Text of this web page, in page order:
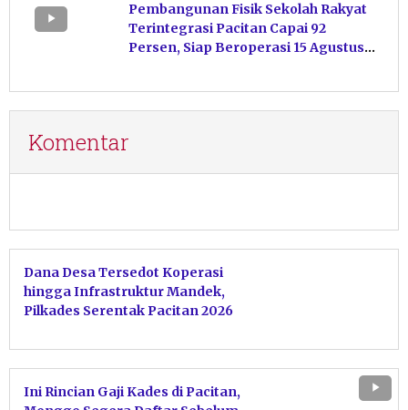
Pembangunan Fisik Sekolah Rakyat
Terintegrasi Pacitan Capai 92
Persen, Siap Beroperasi 15 Agustus
Komentar
Dana Desa Tersedot Koperasi
hingga Infrastruktur Mandek,
Pilkades Serentak Pacitan 2026
Ini Rincian Gaji Kades di Pacitan,